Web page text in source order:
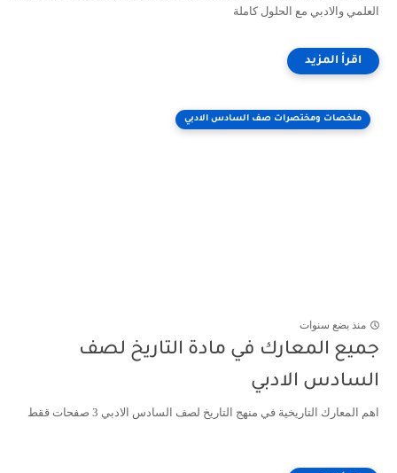
العلمي والادبي مع الحلول كاملة
ملخصات ومختصرات صف السادس الادبي
منذ بضع سنوات
جميع المعارك في مادة التاريخ لصف
السادس الادبي
اهم المعارك التاريخية في منهج التاريخ لصف السادس الادبي 3 صفحات ققط